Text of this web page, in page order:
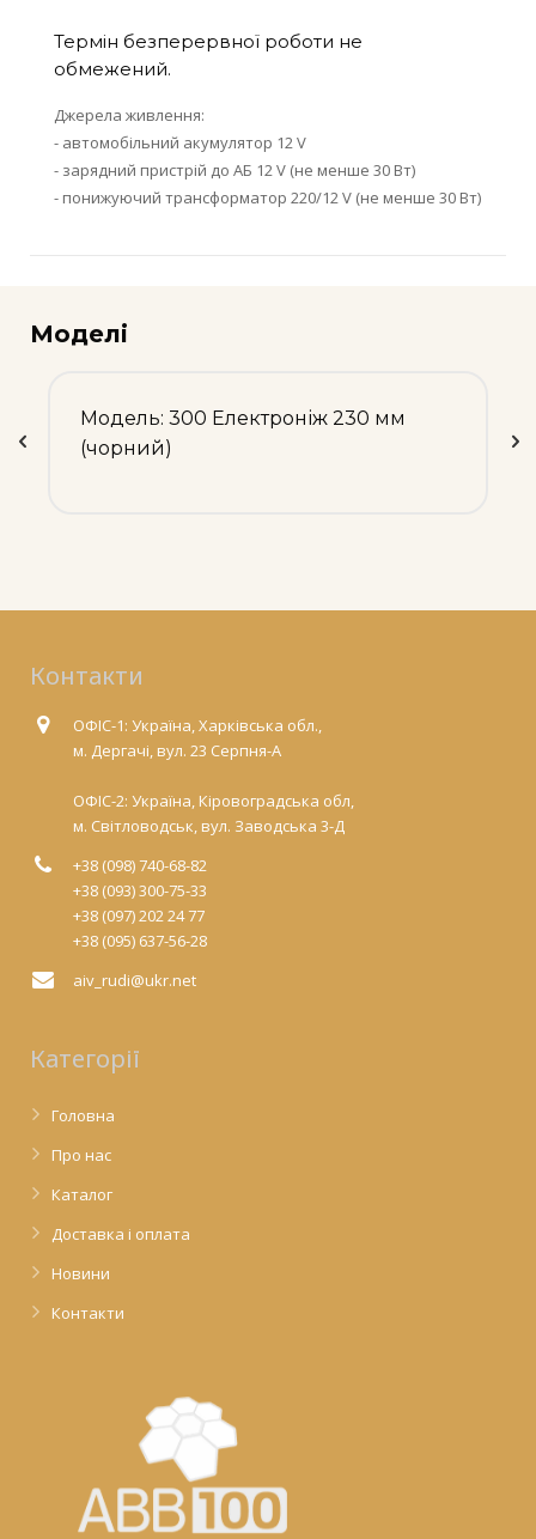
Термін безперервної роботи не
обмежений.
Джерела живлення:
- автомобільний акумулятор 12 V
- зарядний пристрій до АБ 12 V (не менше 30 Вт)
- понижуючий трансформатор 220/12 V (не менше 30 Вт)
Моделі
Модель: 300 Електроніж 230 мм
(чорний)
Контакти
ОФІС-1: Україна, Харківська обл.,
м. Дергачі, вул. 23 Серпня-А
ОФІС-2: Україна, Кіровоградська обл,
м. Світловодськ, вул. Заводська 3-Д
+38 (098) 740-68-82
+38 (093) 300-75-33
+38 (097) 202 24 77
+38 (095) 637-56-28
aiv_rudi@ukr.net
Категорії
Головна
Про нас
Каталог
Доставка і оплата
Новини
Контакти